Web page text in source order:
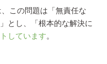
この問題は「無責任な
とし、「根本的な解決に
しています。